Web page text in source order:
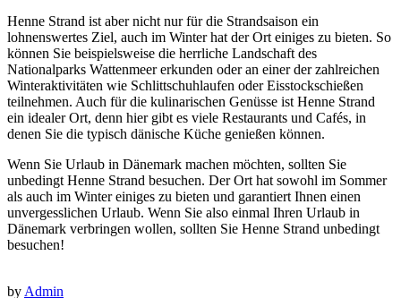
Henne Strand ist aber nicht nur für die Strandsaison ein
lohnenswertes Ziel, auch im Winter hat der Ort einiges zu bieten. So
können Sie beispielsweise die herrliche Landschaft des
Nationalparks Wattenmeer erkunden oder an einer der zahlreichen
Winteraktivitäten wie Schlittschuhlaufen oder Eisstockschießen
teilnehmen. Auch für die kulinarischen Genüsse ist Henne Strand
ein idealer Ort, denn hier gibt es viele Restaurants und Cafés, in
denen Sie die typisch dänische Küche genießen können.
Wenn Sie Urlaub in Dänemark machen möchten, sollten Sie
unbedingt Henne Strand besuchen. Der Ort hat sowohl im Sommer
als auch im Winter einiges zu bieten und garantiert Ihnen einen
unvergesslichen Urlaub. Wenn Sie also einmal Ihren Urlaub in
Dänemark verbringen wollen, sollten Sie Henne Strand unbedingt
besuchen!
by Admin